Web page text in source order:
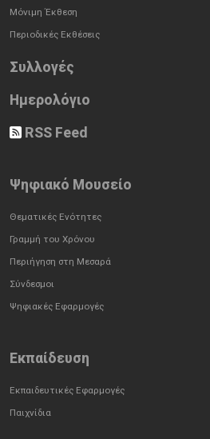
Μόνιμη Έκθεση
Περιοδικές Εκθέσεις
Συλλογές
Ημερολόγιο
RSS Feed
Ψηφιακό Μουσείο
Θεματικές Ενότητες
Γραμμή του Χρόνου
Περιήγηση στη Μεσαρά
Σύνδεσμοι
Ψηφιακές Εφαρμογές
Εκπαίδευση
Εκπαιδευτικές Εφαρμογές
Παιχνίδια